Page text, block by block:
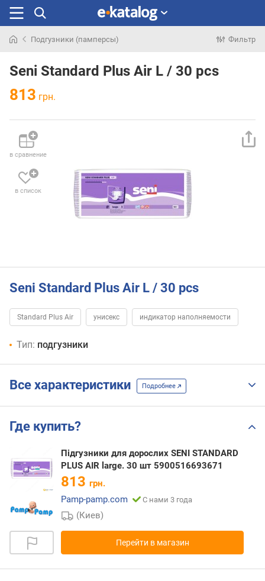
раньше
Подгузники (памперсы) Фильтр
Seni Standard Plus Air L / 30 pcs
813 грн.
в сравнение
в список
Seni Standard Plus Air L / 30 pcs
Standard Plus Air унисекс индикатор наполняемости
Тип: подгузники
Все характеристики Подробнее
Где купить?
Підгузники для дорослих SENI STANDARD
PLUS AIR large. 30 шт 5900516693671
813 грн.
Pamp-pamp.com
С нами 3 года
(Киев)
Перейти в магазин